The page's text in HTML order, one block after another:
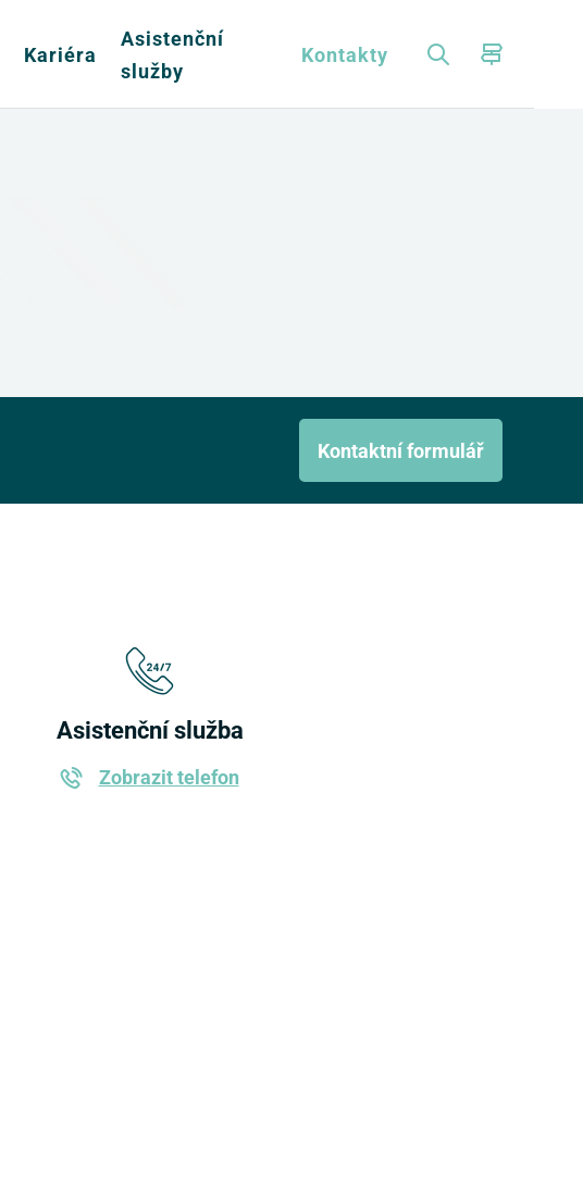
Kariéra
Asistenční
služby
Kontakty
Kontaktní formulář
Asistenční služba
Zobrazit telefon